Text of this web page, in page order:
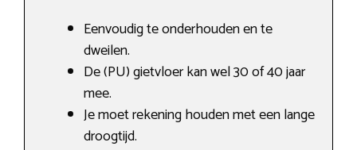
Eenvoudig te onderhouden en te
dweilen.
De (PU) gietvloer kan wel 30 of 40 jaar
mee.
Je moet rekening houden met een lange
droogtijd.